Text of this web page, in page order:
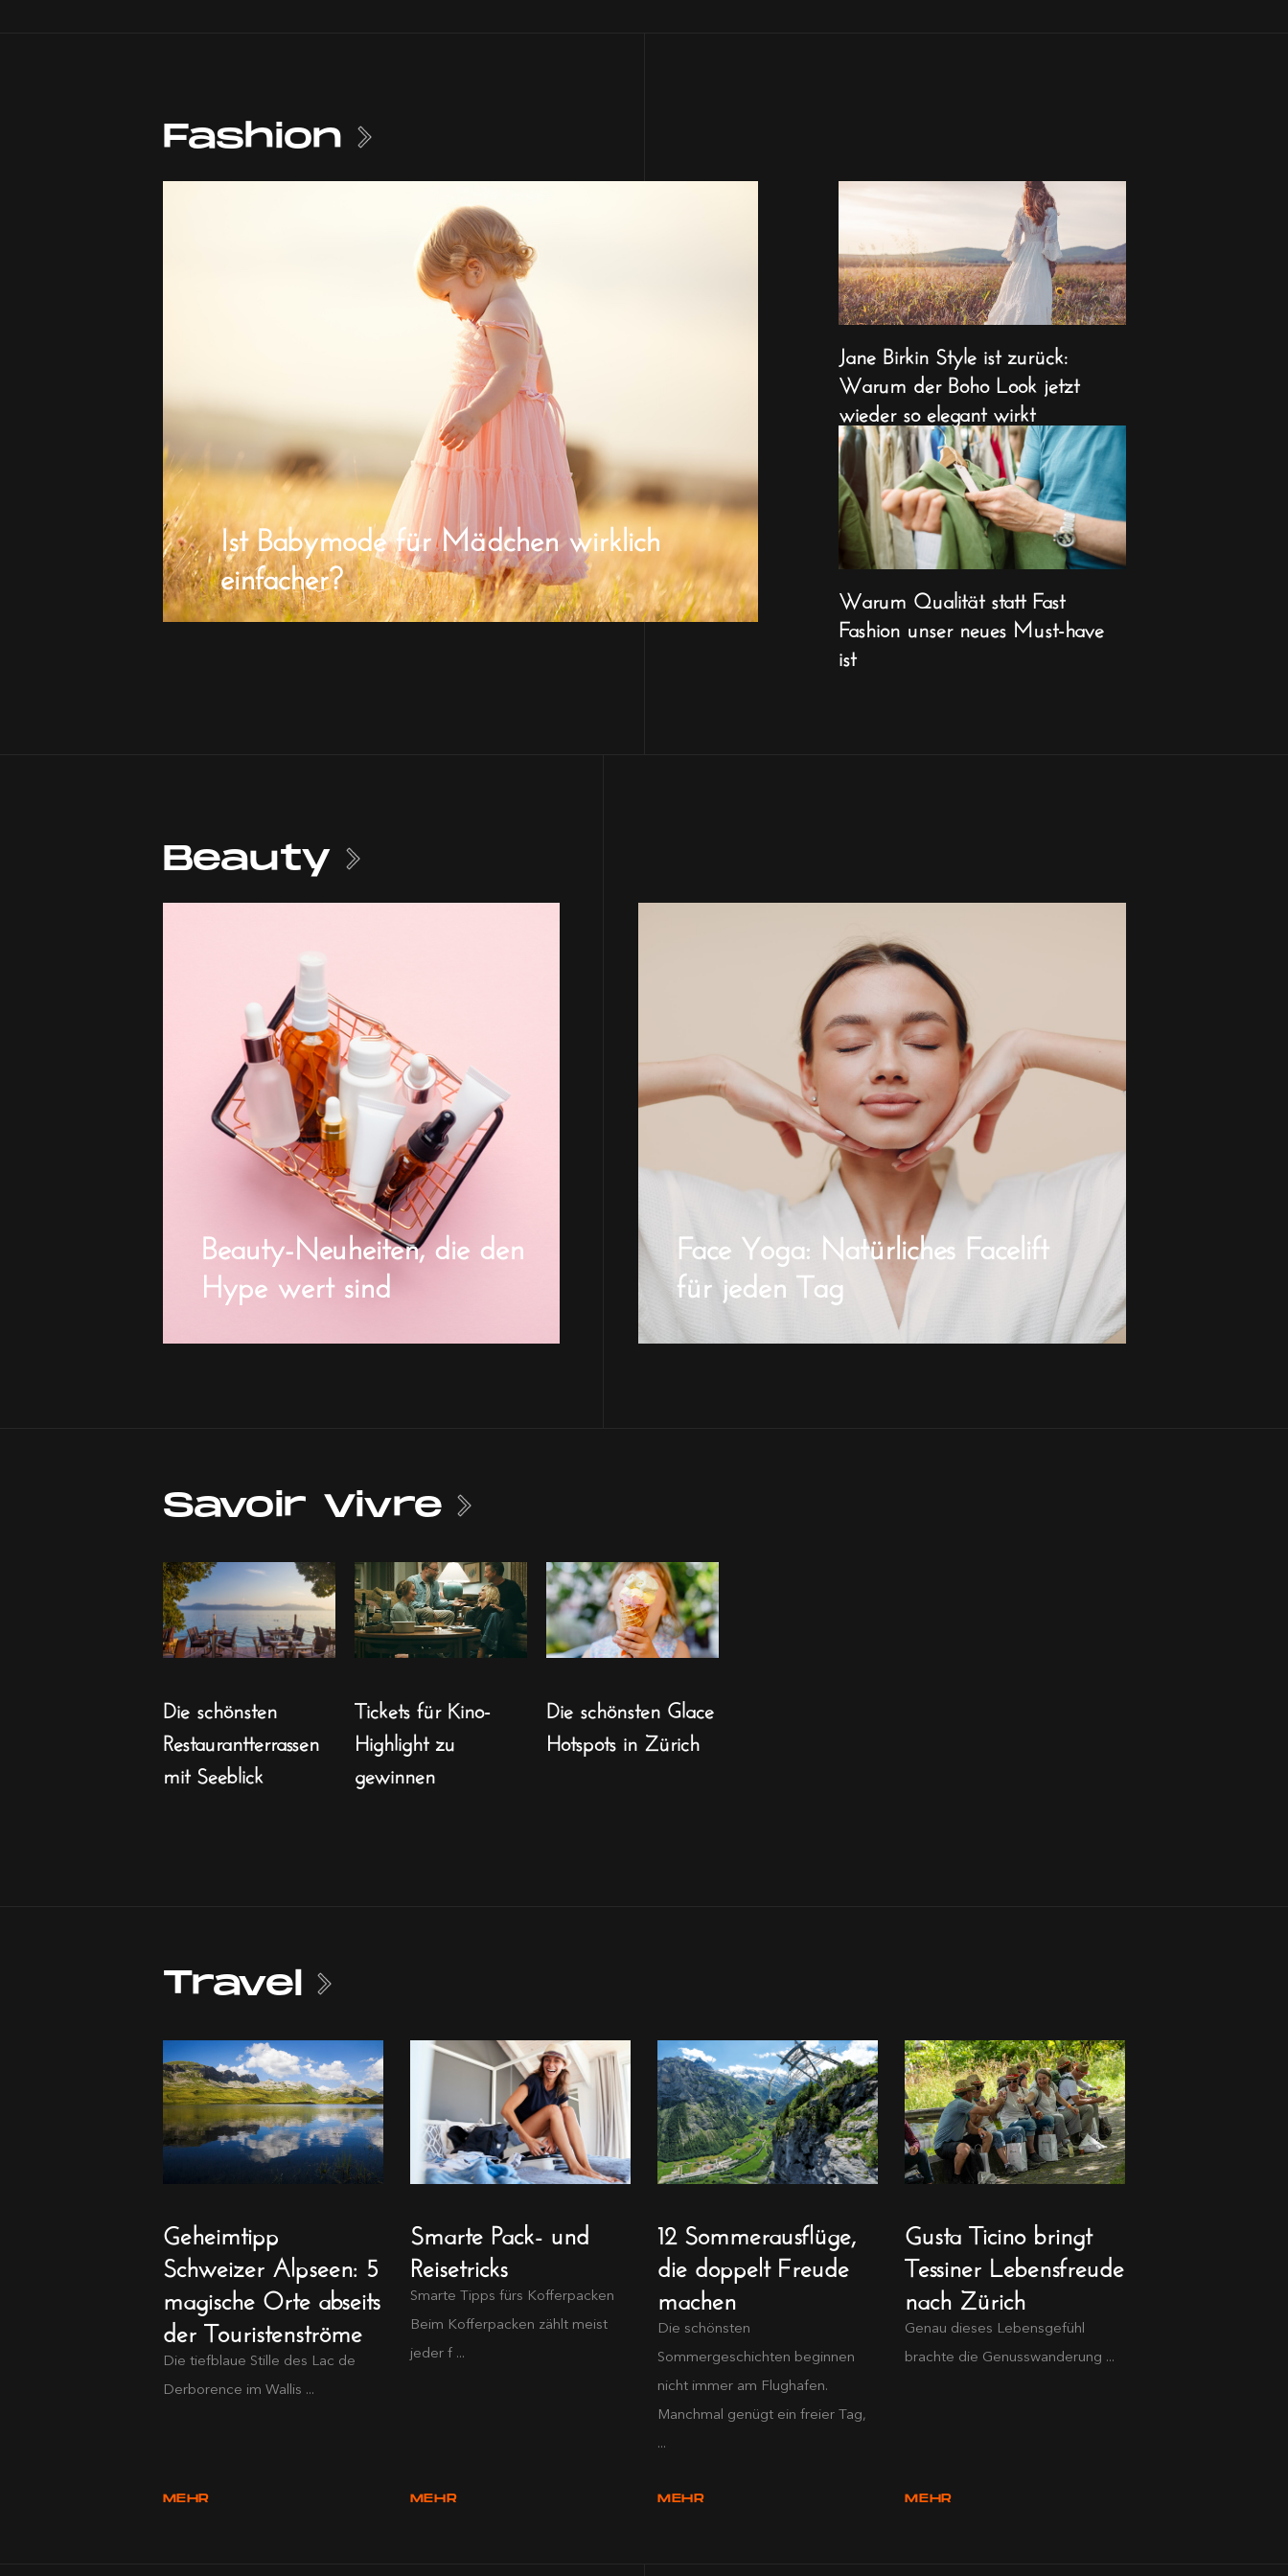
Fashion
Ist Babymode für Mädchen wirklich
einfacher?
Jane Birkin Style ist zurück:
Warum der Boho Look jetzt
wieder so elegant wirkt
Warum Qualität statt Fast
Fashion unser neues Must-have
ist
Beauty
Beauty-Neuheiten, die den
Hype wert sind
Face Yoga: Natürliches Facelift
für jeden Tag
Savoir Vivre
Die schönsten
Restaurantterrassen
mit Seeblick
Tickets für Kino-
Highlight zu
gewinnen
Die schönsten Glace
Hotspots in Zürich
Travel
Geheimtipp
Schweizer Alpseen: 5
magische Orte abseits
der Touristenströme
Die tiefblaue Stille des Lac de
Derborence im Wallis ...
MEHR
Smarte Pack- und
Reisetricks
Smarte Tipps fürs Kofferpacken
Beim Kofferpacken zählt meist
jeder f ...
MEHR
12 Sommerausflüge,
die doppelt Freude
machen
Die schönsten
Sommergeschichten beginnen
nicht immer am Flughafen.
Manchmal genügt ein freier Tag,
...
MEHR
Gusta Ticino bringt
Tessiner Lebensfreude
nach Zürich
Genau dieses Lebensgefühl
brachte die Genusswanderung ...
MEHR